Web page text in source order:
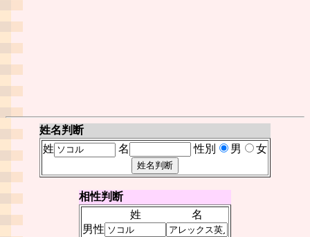
姓名判断
姓
名 性別 男 女
相性判断
姓
名
男性